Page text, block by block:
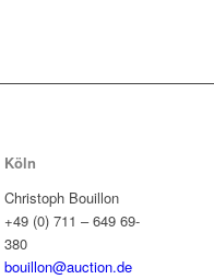
Köln
Christoph Bouillon
+49 (0) 711 – 649 69-
380
bouillon@auction.de